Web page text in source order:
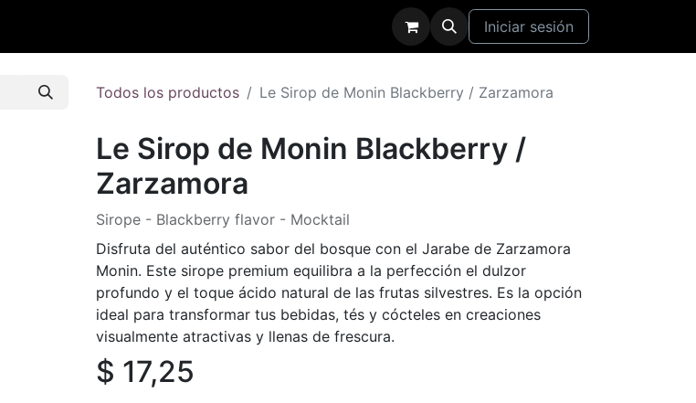
Iniciar sesión
Todos los productos Le Sirop de Monin Blackberry / Zarzamora
Le Sirop de Monin Blackberry /
Zarzamora
Sirope - Blackberry flavor - Mocktail
Disfruta del auténtico sabor del bosque con el Jarabe de Zarzamora
Monin. Este sirope premium equilibra a la perfección el dulzor
profundo y el toque ácido natural de las frutas silvestres. Es la opción
ideal para transformar tus bebidas, tés y cócteles en creaciones
visualmente atractivas y llenas de frescura.
$ 17,25